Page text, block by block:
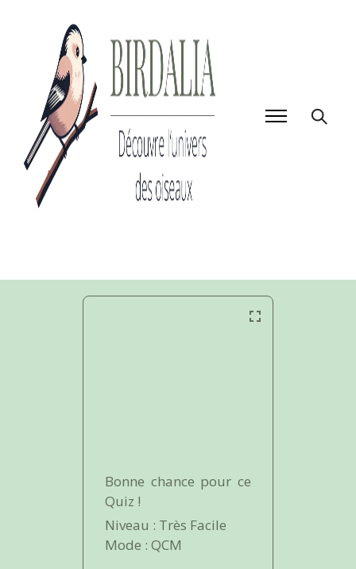
Bonne chance pour ce
Quiz !
Niveau : Très Facile
Mode : QCM